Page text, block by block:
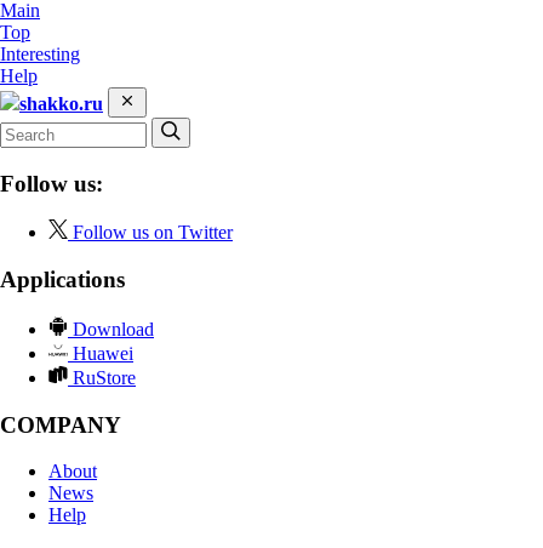
Main
Top
Interesting
Help
shakko.ru
Follow us:
Follow us on Twitter
Applications
Download
Huawei
RuStore
COMPANY
About
News
Help